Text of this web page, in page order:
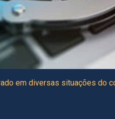
em diversas situações do